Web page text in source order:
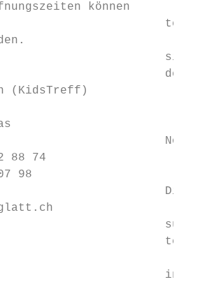
können
der
(KidsTreff)
88 74
07 98
Die
sung
in